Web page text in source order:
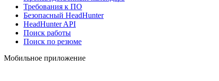
Требования к ПО
Безопасный HeadHunter
HeadHunter API
Поиск работы
Поиск по резюме
Мобильное приложение